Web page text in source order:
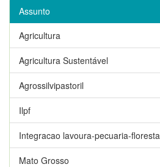
Assunto
Agricultura
Agricultura Sustentável
Agrossilvipastoril
Ilpf
Integracao lavoura-pecuaria-floresta
Mato Grosso